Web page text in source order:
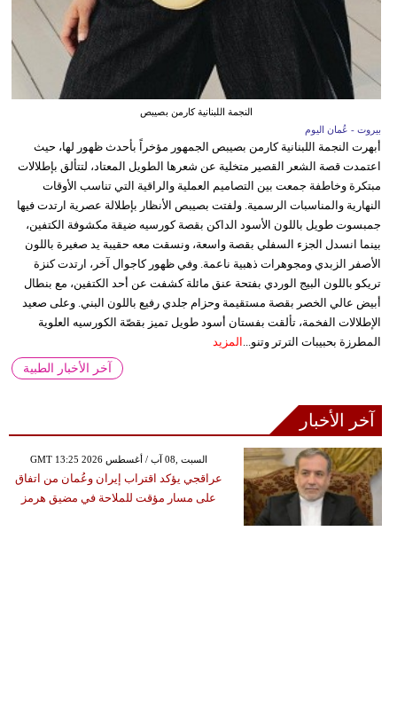
النجمة اللبنانية كارمن بصيبص
بيروت - عُمان اليوم
أبهرت النجمة اللبنانية كارمن بصيبص الجمهور مؤخراً بأحدث ظهور لها، حيث
اعتمدت قصة الشعر القصير متخلية عن شعرها الطويل المعتاد، لتتألق بإطلالات
مبتكرة وخاطفة جمعت بين التصاميم العملية والراقية التي تناسب الأوقات
النهارية والمناسبات الرسمية. ولفتت بصيبص الأنظار بإطلالة عصرية ارتدت فيها
جمبسوت طويل باللون الأسود الداكن بقصة كورسيه ضيقة مكشوفة الكتفين،
بينما انسدل الجزء السفلي بقصة واسعة، ونسقت معه حقيبة يد صغيرة باللون
الأصفر الزبدي ومجوهرات ذهبية ناعمة. وفي ظهور كاجوال آخر، ارتدت كنزة
تريكو باللون البيج الوردي بفتحة عنق مائلة كشفت عن أحد الكتفين، مع بنطال
أبيض عالي الخصر بقصة مستقيمة وحزام جلدي رفيع باللون البني. وعلى صعيد
الإطلالات الفخمة، تألقت بفستان أسود طويل تميز بقصّة الكورسيه العلوية
المطرزة بحبيبات الترتر وتنو...
المزيد
آخر الأخبار الطبية
آخر الأخبار
GMT 13:25 2026 السبت ,08 آب / أغسطس
عراقجي يؤكد اقتراب إيران وعُمان من اتفاق
على مسار مؤقت للملاحة في مضيق هرمز